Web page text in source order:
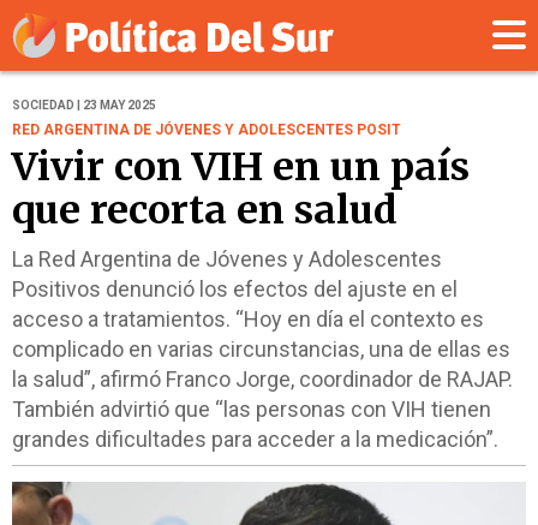
SOCIEDAD | 23 MAY 2025
RED ARGENTINA DE JÓVENES Y ADOLESCENTES POSIT
Vivir con VIH en un país
que recorta en salud
La Red Argentina de Jóvenes y Adolescentes
Positivos denunció los efectos del ajuste en el
acceso a tratamientos. “Hoy en día el contexto es
complicado en varias circunstancias, una de ellas es
la salud”, afirmó Franco Jorge, coordinador de RAJAP.
También advirtió que “las personas con VIH tienen
grandes dificultades para acceder a la medicación”.